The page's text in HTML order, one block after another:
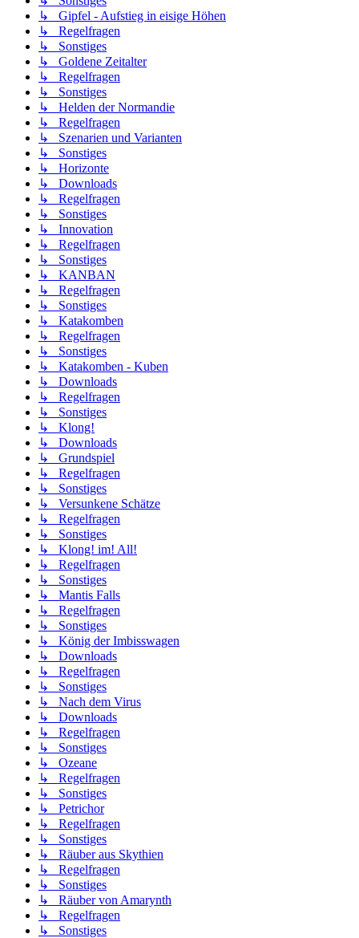
↳ Gipfel - Aufstieg in eisige Höhen
↳ Regelfragen
↳ Sonstiges
↳ Goldene Zeitalter
↳ Regelfragen
↳ Sonstiges
↳ Helden der Normandie
↳ Regelfragen
↳ Szenarien und Varianten
↳ Sonstiges
↳ Horizonte
↳ Downloads
↳ Regelfragen
↳ Sonstiges
↳ Innovation
↳ Regelfragen
↳ Sonstiges
↳ KANBAN
↳ Regelfragen
↳ Sonstiges
↳ Katakomben
↳ Regelfragen
↳ Sonstiges
↳ Katakomben - Kuben
↳ Downloads
↳ Regelfragen
↳ Sonstiges
↳ Klong!
↳ Downloads
↳ Grundspiel
↳ Regelfragen
↳ Sonstiges
↳ Versunkene Schätze
↳ Regelfragen
↳ Sonstiges
↳ Klong! im! All!
↳ Regelfragen
↳ Sonstiges
↳ Mantis Falls
↳ Regelfragen
↳ Sonstiges
↳ König der Imbisswagen
↳ Downloads
↳ Regelfragen
↳ Sonstiges
↳ Nach dem Virus
↳ Downloads
↳ Regelfragen
↳ Sonstiges
↳ Ozeane
↳ Regelfragen
↳ Sonstiges
↳ Petrichor
↳ Regelfragen
↳ Sonstiges
↳ Räuber aus Skythien
↳ Regelfragen
↳ Sonstiges
↳ Räuber von Amarynth
↳ Regelfragen
↳ Sonstiges